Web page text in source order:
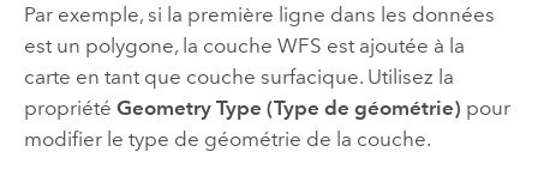
Par exemple, si la première ligne dans les données
est un polygone, la couche WFS est ajoutée à la
carte en tant que couche surfacique. Utilisez la
propriété Geometry Type (Type de géométrie) pour
modifier le type de géométrie de la couche.